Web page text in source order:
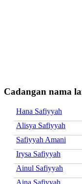
Cadangan nama
Hana Safiyyah
Alisya Safiyyah
Safiyyah Amani
Irysa Safiyyah
Ainul Safiyyah
Aina Safiyyah